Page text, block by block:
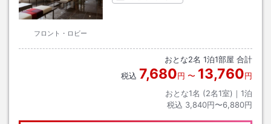
フロント・ロビー
おとな2名 1泊1部屋 合計
税込 7,680円 〜 13,760円
おとな1名 (2名1室)｜ 1泊
税込 3,840円〜6,880円